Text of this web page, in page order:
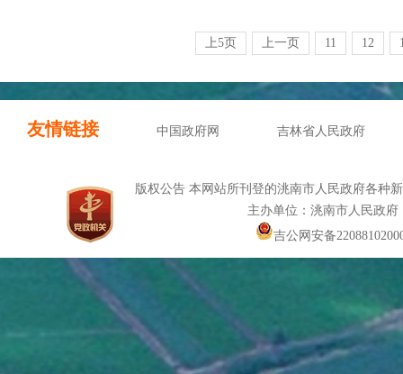
上5页 上一页 11 12
友情链接 中国政府网 吉林省人民政府
版权公告 本网站所刊登的洮南市人民政府各种
主办单位：洮南市人民政
吉公网安备